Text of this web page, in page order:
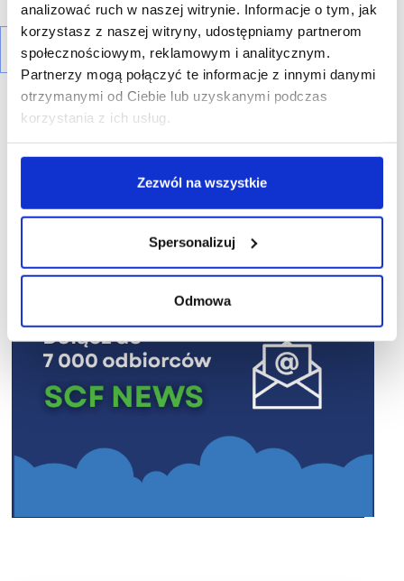
analizować ruch w naszej witrynie. Informacje o tym, jak
korzystasz z naszej witryny, udostępniamy partnerom
społecznościowym, reklamowym i analitycznym.
Partnerzy mogą połączyć te informacje z innymi danymi
otrzymanymi od Ciebie lub uzyskanymi podczas
korzystania z ich usług.
Zezwól na wszystkie
Spersonalizuj
Odmowa
R E K L A M A